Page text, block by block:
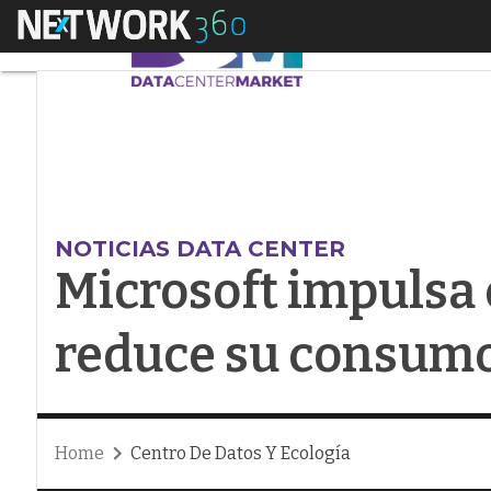
Menú
NOTICIAS DATA CENTER
Microsoft impulsa
reduce su
Home Centro De Datos Y Ecología